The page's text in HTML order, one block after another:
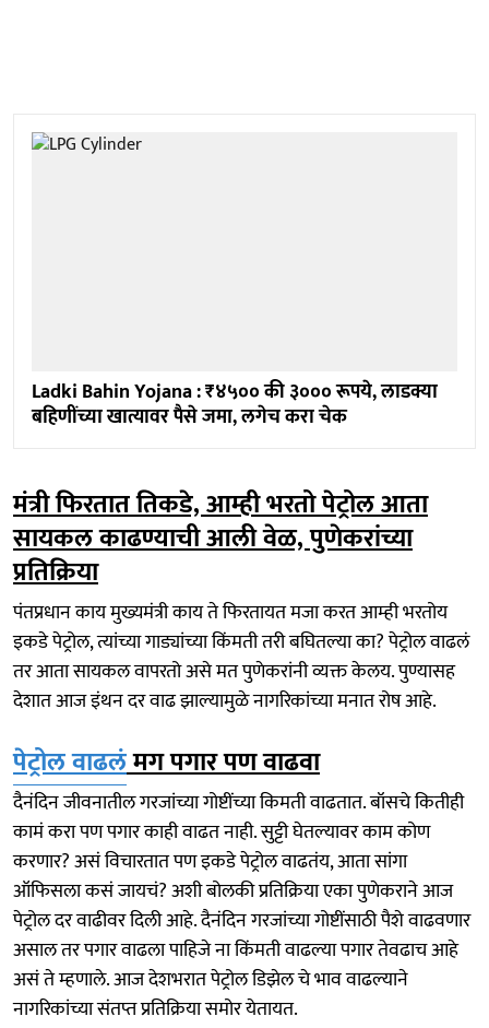
Ladki Bahin Yojana : ₹४५०० की ३००० रूपये, लाडक्या
बहि‍णींच्या खात्यावर पैसे जमा, लगेच करा चेक
मंत्री फिरतात तिकडे, आम्ही भरतो पेट्रोल आता
सायकल काढण्याची आली वेळ, पुणेकरांच्या
प्रतिक्रिया
पंतप्रधान काय मुख्यमंत्री काय ते फिरतायत मजा करत आम्ही भरतोय
इकडे पेट्रोल, त्यांच्या गाड्यांच्या किंमती तरी बघितल्या का? पेट्रोल वाढलं
तर आता सायकल वापरतो असे मत पुणेकरांनी व्यक्त केलय. पुण्यासह
देशात आज इंथन दर वाढ झाल्यामुळे नागरिकांच्या मनात रोष आहे.
पेट्रोल वाढलंमग पगार पण वाढवा
दैनंदिन जीवनातील गरजांच्या गोष्टींच्या किमती वाढतात. बॉसचे कितीही
कामं करा पण पगार काही वाढत नाही. सुट्टी घेतल्यावर काम कोण
करणार? असं विचारतात पण इकडे पेट्रोल वाढतंय, आता सांगा
ऑफिसला कसं जायचं? अशी बोलकी प्रतिक्रिया एका पुणेकराने आज
पेट्रोल दर वाढीवर दिली आहे. दैनंदिन गरजांच्या गोष्टींसाठी पैशे वाढवणार
असाल तर पगार वाढला पाहिजे ना किंमती वाढल्या पगार तेवढाच आहे
असं ते म्हणाले. आज देशभरात पेट्रोल डिझेल चे भाव वाढल्याने
नागरिकांच्या संतप्त प्रतिक्रिया समोर येतायत.